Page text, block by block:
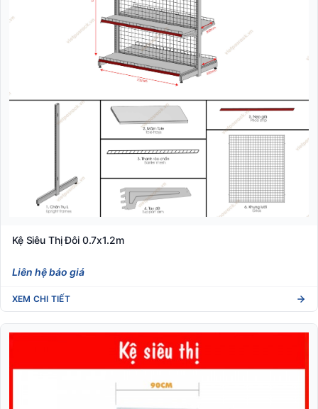
Kệ Siêu Thị Đôi 0.7x1.2m
Liên hệ báo giá
XEM CHI TIẾT